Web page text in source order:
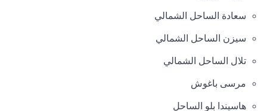
سعادة الساحل الشمالي
سيزن الساحل الشمالي
تلال الساحل الشمالي
مرسى باغوش
هاسيندا بلو الساحل